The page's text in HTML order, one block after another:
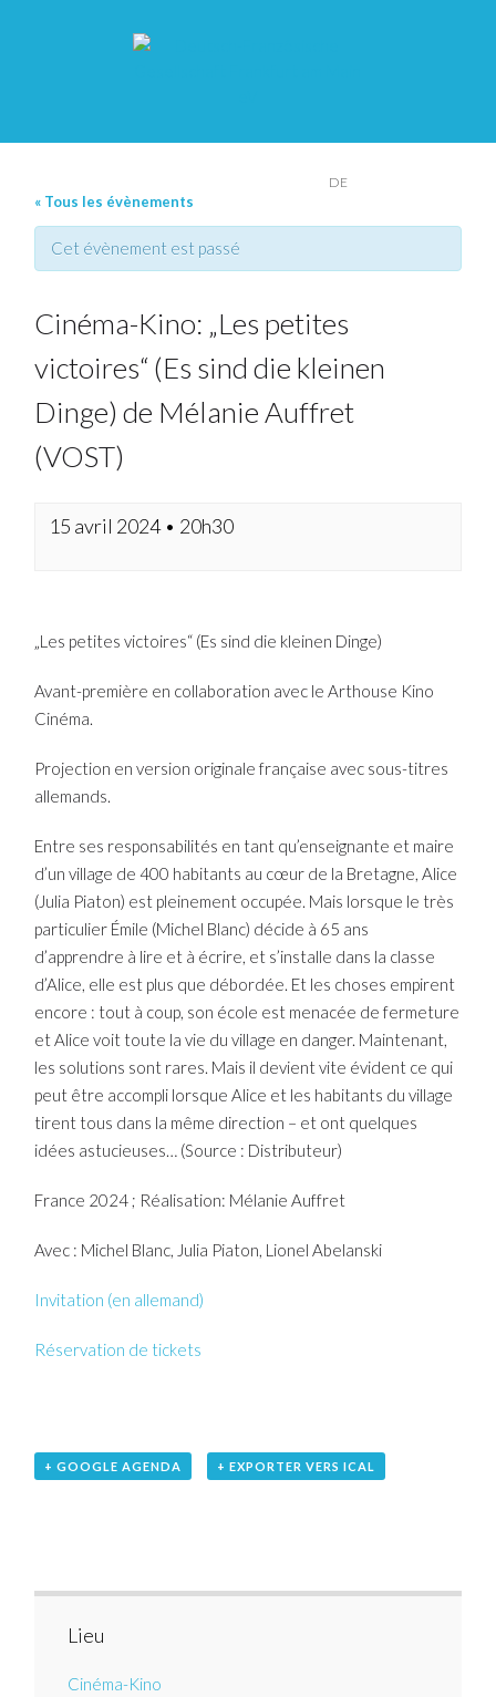
DE
« Tous les évènements
Cet évènement est passé
Cinéma-Kino: „Les petites
victoires“ (Es sind die kleinen
Dinge) de Mélanie Auffret
(VOST)
15 avril 2024 • 20h30
„Les petites victoires“ (Es sind die kleinen Dinge)
Avant-première en collaboration avec le Arthouse Kino
Cinéma.
Projection en version originale française avec sous-titres
allemands.
Entre ses responsabilités en tant qu’enseignante et maire
d’un village de 400 habitants au cœur de la Bretagne, Alice
(Julia Piaton) est pleinement occupée. Mais lorsque le très
particulier Émile (Michel Blanc) décide à 65 ans
d’apprendre à lire et à écrire, et s’installe dans la classe
d’Alice, elle est plus que débordée. Et les choses empirent
encore : tout à coup, son école est menacée de fermeture
et Alice voit toute la vie du village en danger. Maintenant,
les solutions sont rares. Mais il devient vite évident ce qui
peut être accompli lorsque Alice et les habitants du village
tirent tous dans la même direction – et ont quelques
idées astucieuses… (Source : Distributeur)
France 2024 ; Réalisation: Mélanie Auffret
Avec : Michel Blanc, Julia Piaton, Lionel Abelanski
Invitation (en allemand)
Réservation de tickets
+ GOOGLE AGENDA + EXPORTER VERS ICAL
Lieu
Cinéma-Kino